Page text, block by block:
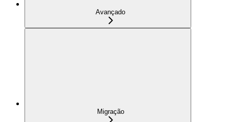
Avançado
Migração